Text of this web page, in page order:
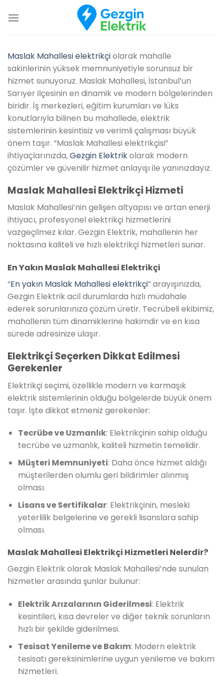
atla
Maslak Mahallesi elektrikçiolarak mahalle
sakinlerinin yüksek memnuniyetiyle sorunsuz bir
hizmet sunuyoruz. Maslak Mahallesi, İstanbul’un
Sarıyer ilçesinin en dinamik ve modern bölgelerinden
biridir. İş merkezleri, eğitim kurumları ve lüks
konutlarıyla bilinen bu mahallede, elektrik
sistemlerinin kesintisiz ve verimli çalışması büyük
önem taşır. “Maslak Mahallesi elektrikçisi”
ihtiyaçlarınızda,Gezgin Elektrikolarak modern
çözümler ve güvenilir hizmet anlayışı ile yanınızdayız.
Maslak Mahallesi Elektrikçi Hizmeti
Maslak Mahallesi’nin gelişen altyapısı ve artan enerji
ihtiyacı, profesyonel elektrikçi hizmetlerini
vazgeçilmez kılar. Gezgin Elektrik, mahallenin her
noktasına kaliteli ve hızlı elektrikçi hizmetleri sunar.
En Yakın Maslak Mahallesi Elektrikçi
“En yakın Maslak Mahallesi elektrikçi” arayışınızda,
Gezgin Elektrik acil durumlarda hızlı müdahale
ederek sorunlarınıza çözüm üretir. Tecrübeli ekibimiz,
mahallenin tüm dinamiklerine hakimdir ve en kısa
sürede adresinize ulaşır.
Elektrikçi Seçerken Dikkat Edilmesi
Gerekenler
Elektrikçi seçimi, özellikle modern ve karmaşık
elektrik sistemlerinin olduğu bölgelerde büyük önem
taşır. İşte dikkat etmeniz gerekenler:
Tecrübe ve Uzmanlık: Elektrikçinin sahip olduğu
tecrübe ve uzmanlık, kaliteli hizmetin temelidir.
Müşteri Memnuniyeti: Daha önce hizmet aldığı
müşterilerden olumlu geri bildirimler alınmış
olması.
Lisans ve Sertifikalar: Elektrikçinin, mesleki
yeterlilik belgelerine ve gerekli lisanslara sahip
olması.
Maslak Mahallesi Elektrikçi Hizmetleri Nelerdir?
Gezgin Elektrik olarak Maslak Mahallesi’nde sunulan
hizmetler arasında şunlar bulunur:
Elektrik Arızalarının Giderilmesi: Elektrik
kesintileri, kısa devreler ve diğer teknik sorunların
hızlı bir şekilde giderilmesi.
Tesisat Yenileme ve Bakım: Modern elektrik
tesisatı gereksinimlerine uygun yenileme ve bakım
hizmetleri.